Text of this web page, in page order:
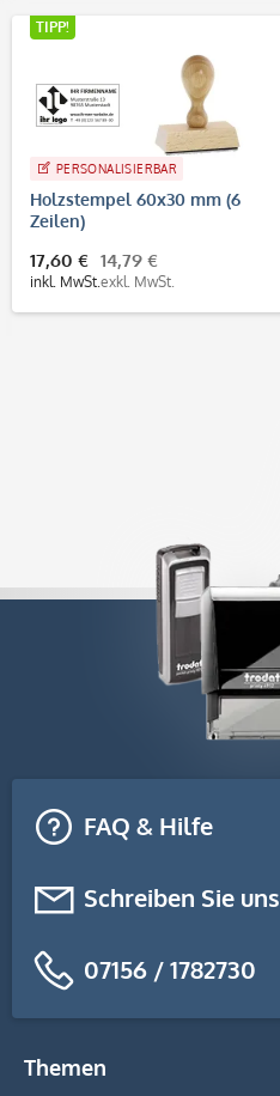
TIPP!
PERSONALISIERBAR
Holzstempel 60x30 mm (6
Zeilen)
17,60 €
inkl. MwSt.
14,79 €
exkl. MwSt.
FAQ & Hilfe
Schreiben Sie uns
07156 / 1782730
Themen